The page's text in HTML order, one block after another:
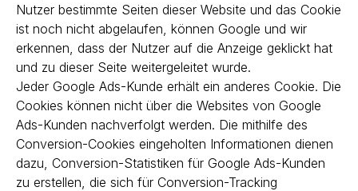
Nutzer bestimmte Seiten dieser Website und das Cookie
ist noch nicht abgelaufen, können Google und wir
erkennen, dass der Nutzer auf die Anzeige geklickt hat
und zu dieser Seite weitergeleitet wurde.
Jeder Google Ads-Kunde erhält ein anderes Cookie. Die
Cookies können nicht über die Websites von Google
Ads-Kunden nachverfolgt werden. Die mithilfe des
Conversion-Cookies eingeholten Informationen dienen
dazu, Conversion-Statistiken für Google Ads-Kunden
zu erstellen, die sich für Conversion-Tracking